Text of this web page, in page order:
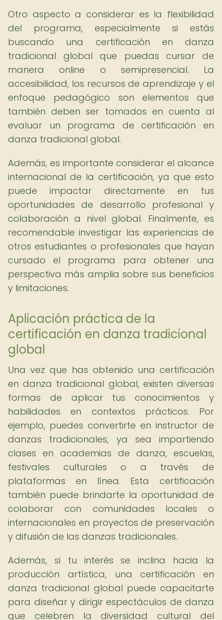
Otro aspecto a considerar es la flexibilidad
del programa, especialmente si estás
buscando una certificación en danza
tradicional global que puedas cursar de
manera online o semipresencial. La
accesibilidad, los recursos de aprendizaje y el
enfoque pedagógico son elementos que
también deben ser tomados en cuenta al
evaluar un programa de certificación en
danza tradicional global.
Además, es importante considerar el alcance
internacional de la certificación, ya que esto
puede impactar directamente en tus
oportunidades de desarrollo profesional y
colaboración a nivel global. Finalmente, es
recomendable investigar las experiencias de
otros estudiantes o profesionales que hayan
cursado el programa para obtener una
perspectiva más amplia sobre sus beneficios
y limitaciones.
Aplicación práctica de la
certificación en danza tradicional
global
Una vez que has obtenido una certificación
en danza tradicional global, existen diversas
formas de aplicar tus conocimientos y
habilidades en contextos prácticos. Por
ejemplo, puedes convertirte en instructor de
danzas tradicionales, ya sea impartiendo
clases en academias de danza, escuelas,
festivales culturales o a través de
plataformas en línea. Esta certificación
también puede brindarte la oportunidad de
colaborar con comunidades locales o
internacionales en proyectos de preservación
y difusión de las danzas tradicionales.
Además, si tu interés se inclina hacia la
producción artística, una certificación en
danza tradicional global puede capacitarte
para diseñar y dirigir espectáculos de danza
que celebren la diversidad cultural del